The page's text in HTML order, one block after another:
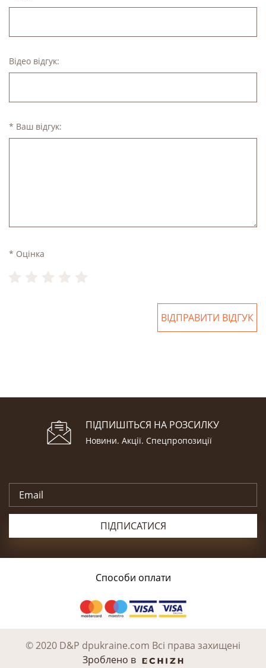
Відео відгук:
* Ваш відгук:
* Оцінка
ВІДПРАВИТИ ВІДГУК
ПІДПИШІТЬСЯ НА РОЗСИЛКУ
Новини. Акції. Cпецпропозиції
ПІДПИСАТИСЯ
Способи оплати
© 2020 D&P dpukraine.com Всі права захищені
Зроблено в